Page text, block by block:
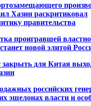
Хазин раскритиковал
правительства
проигравшей
новой элитой
для Китая
российских
эшелонах власти и